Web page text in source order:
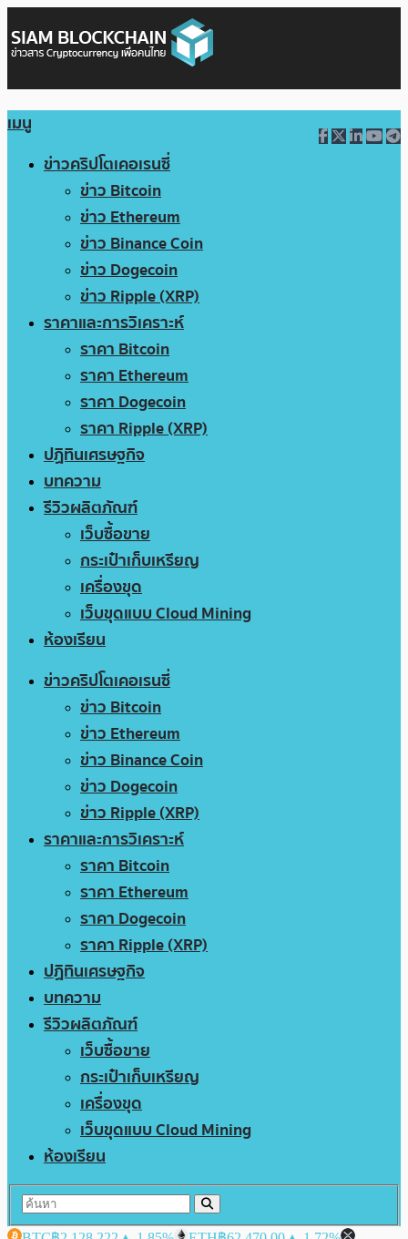
เมนู
ข่าวคริปโตเคอเรนซี่
ข่าว Bitcoin
ข่าว Ethereum
ข่าว Binance Coin
ข่าว Dogecoin
ข่าว Ripple (XRP)
ราคาและการวิเคราะห์
ราคา Bitcoin
ราคา Ethereum
ราคา Dogecoin
ราคา Ripple (XRP)
ปฏิทินเศรษฐกิจ
บทความ
รีวิวผลิตภัณฑ์
เว็บซื้อขาย
กระเป๋าเก็บเหรียญ
เครื่องขุด
เว็บขุดแบบ Cloud Mining
ห้องเรียน
ข่าวคริปโตเคอเรนซี่
ข่าว Bitcoin
ข่าว Ethereum
ข่าว Binance Coin
ข่าว Dogecoin
ข่าว Ripple (XRP)
ราคาและการวิเคราะห์
ราคา Bitcoin
ราคา Ethereum
ราคา Dogecoin
ราคา Ripple (XRP)
ปฏิทินเศรษฐกิจ
บทความ
รีวิวผลิตภัณฑ์
เว็บซื้อขาย
กระเป๋าเก็บเหรียญ
เครื่องขุด
เว็บขุดแบบ Cloud Mining
ห้องเรียน